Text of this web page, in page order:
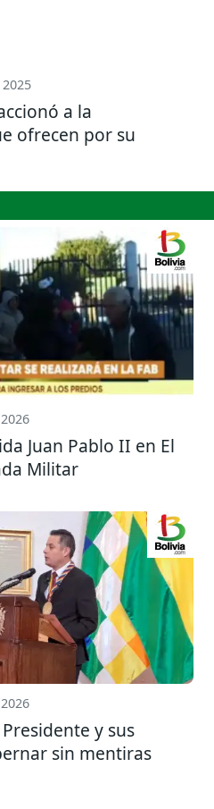
a la
ofrecen por su
Juan Pablo II en El
Militar
y sus
sin mentiras